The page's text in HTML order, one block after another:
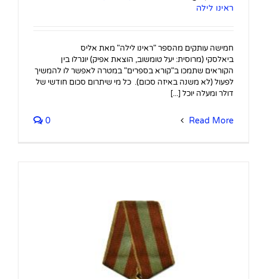
ראינו לילה
חמישה עותקים מהספר "ראינו לילה" מאת אליס
ביאלסקי (מרוסית: יעל טומשוב, הוצאת אפיק) יוגרלו בין
הקוראים שתמכו ב"קורא בספרים" במטרה לאפשר לו להמשיך
לפעול (לא משנה באיזה סכום). כל מי שיתרום סכום חודשי של
דולר ומעלה יוכל [...]
Read More
0